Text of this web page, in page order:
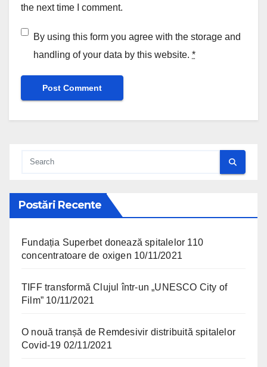
the next time I comment.
By using this form you agree with the storage and
handling of your data by this website. *
Postări Recente
Fundația Superbet donează spitalelor 110
concentratoare de oxigen 10/11/2021
TIFF transformă Clujul într-un „UNESCO City of
Film” 10/11/2021
O nouă tranșă de Remdesivir distribuită spitalelor
Covid-19 02/11/2021